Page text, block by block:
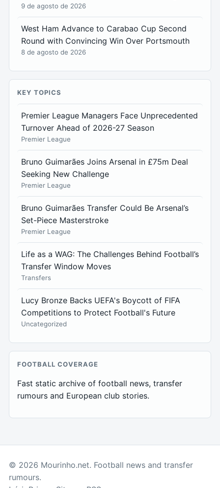
9 de agosto de 2026
West Ham Advance to Carabao Cup Second
Round with Convincing Win Over Portsmouth
8 de agosto de 2026
KEY TOPICS
Premier League Managers Face Unprecedented
Turnover Ahead of 2026-27 Season
Premier League
Bruno Guimarães Joins Arsenal in £75m Deal
Seeking New Challenge
Premier League
Bruno Guimarães Transfer Could Be Arsenal’s
Set-Piece Masterstroke
Premier League
Life as a WAG: The Challenges Behind Football’s
Transfer Window Moves
Transfers
Lucy Bronze Backs UEFA's Boycott of FIFA
Competitions to Protect Football's Future
Uncategorized
FOOTBALL COVERAGE
Fast static archive of football news, transfer
rumours and European club stories.
© 2026 Mourinho.net. Football news and transfer
rumours.